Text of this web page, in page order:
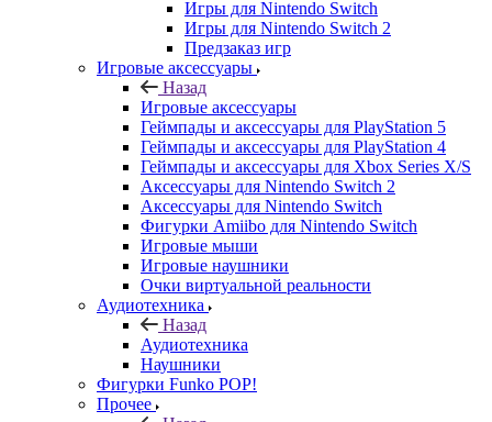
Игры для Nintendo Switch
Игры для Nintendo Switch 2
Предзаказ игр
Игровые аксессуары
Назад
Игровые аксессуары
Геймпады и аксессуары для PlayStation 5
Геймпады и аксессуары для PlayStation 4
Геймпады и аксессуары для Xbox Series X/S
Аксессуары для Nintendo Switch 2
Аксессуары для Nintendo Switch
Фигурки Amiibo для Nintendo Switch
Игровые мыши
Игровые наушники
Очки виртуальной реальности
Аудиотехника
Назад
Аудиотехника
Наушники
Фигурки Funko POP!
Прочее